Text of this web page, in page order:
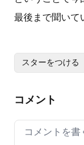
最後まで聞いて
スターをつける
コメント
Your